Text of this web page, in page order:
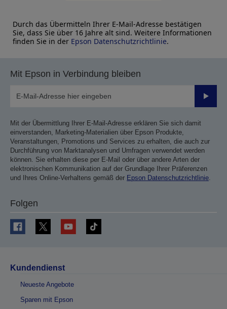
Durch das Übermitteln Ihrer E-Mail-Adresse bestätigen
Sie, dass Sie über 16 Jahre alt sind. Weitere Informationen
finden Sie in der Epson Datenschutzrichtlinie.
Mit Epson in Verbindung bleiben
Mit der Übermittlung Ihrer E-Mail-Adresse erklären Sie sich damit
einverstanden, Marketing-Materialien über Epson Produkte,
Veranstaltungen, Promotions und Services zu erhalten, die auch zur
Durchführung von Marktanalysen und Umfragen verwendet werden
können. Sie erhalten diese per E-Mail oder über andere Arten der
elektronischen Kommunikation auf der Grundlage Ihrer Präferenzen
und Ihres Online-Verhaltens gemäß der Epson Datenschutzrichtlinie.
Folgen
Kundendienst
Neueste Angebote
Sparen mit Epson